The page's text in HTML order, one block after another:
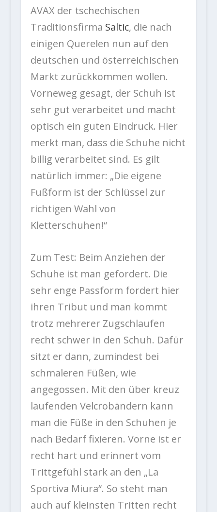
AVAX der tschechischen
Traditionsfirma Saltic, die nach
einigen Querelen nun auf den
deutschen und österreichischen
Markt zurückkommen wollen.
Vorneweg gesagt, der Schuh ist
sehr gut verarbeitet und macht
optisch ein guten Eindruck. Hier
merkt man, dass die Schuhe nicht
billig verarbeitet sind. Es gilt
natürlich immer: „Die eigene
Fußform ist der Schlüssel zur
richtigen Wahl von
Kletterschuhen!“
Zum Test: Beim Anziehen der
Schuhe ist man gefordert. Die
sehr enge Passform fordert hier
ihren Tribut und man kommt
trotz mehrerer Zugschlaufen
recht schwer in den Schuh. Dafür
sitzt er dann, zumindest bei
schmaleren Füßen, wie
angegossen. Mit den über kreuz
laufenden Velcrobändern kann
man die Füße in den Schuhen je
nach Bedarf fixieren. Vorne ist er
recht hart und erinnert vom
Trittgefühl stark an den „La
Sportiva Miura“. So steht man
auch auf kleinsten Tritten recht